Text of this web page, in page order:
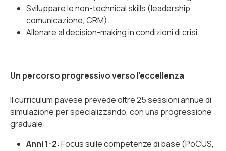
Sviluppare lenon-technical skills (leadership,
comunicazione, CRM).
Allenare aldecision-makingin condizioni di crisi.
Un percorso progressivo verso l’eccellenza
Il curriculum pavese prevede oltre 25 sessioni annue di
simulazione per specializzando, con una progressione
graduale:
Anni 1-2: Focus sulle competenze di base (PoCUS,